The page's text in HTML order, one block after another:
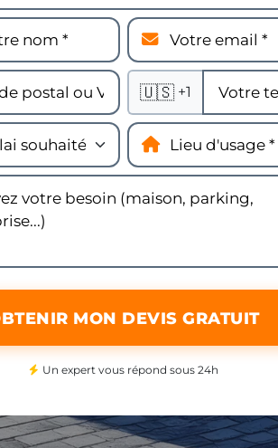
🇺🇸 +1
MON DEVIS GRATUIT
Un expert vous répond sous 24h